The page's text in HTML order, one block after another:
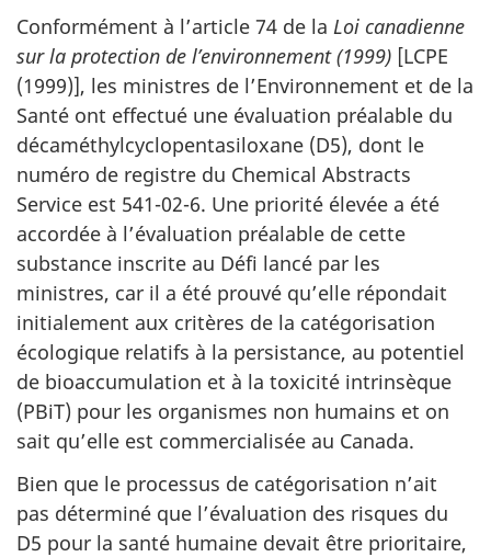
Conformément à l’article 74 de la Loi canadienne
sur la protection de l’environnement (1999) [LCPE
(1999)], les ministres de l’Environnement et de la
Santé ont effectué une évaluation préalable du
décaméthylcyclopentasiloxane (D5), dont le
numéro de registre du Chemical Abstracts
Service est 541-02-6. Une priorité élevée a été
accordée à l’évaluation préalable de cette
substance inscrite au Défi lancé par les
ministres, car il a été prouvé qu’elle répondait
initialement aux critères de la catégorisation
écologique relatifs à la persistance, au potentiel
de bioaccumulation et à la toxicité intrinsèque
(PBiT) pour les organismes non humains et on
sait qu’elle est commercialisée au Canada.
Bien que le processus de catégorisation n’ait
pas déterminé que l’évaluation des risques du
D5 pour la santé humaine devait être prioritaire,